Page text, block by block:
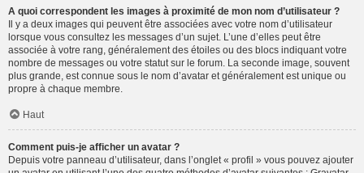
A quoi correspondent les images à proximité de mon nom d’utilisateur ?
Il y a deux images qui peuvent être associées avec votre nom d’utilisateur
lorsque vous consultez les messages d’un sujet. L’une d’elles peut être
associée à votre rang, généralement des étoiles ou des blocs indiquant votre
nombre de messages ou votre statut sur le forum. La seconde image, souvent
plus grande, est connue sous le nom d’avatar et généralement est unique ou
propre à chaque membre.
Haut
Comment puis-je afficher un avatar ?
Depuis votre panneau d’utilisateur, dans l’onglet « profil » vous pouvez ajouter